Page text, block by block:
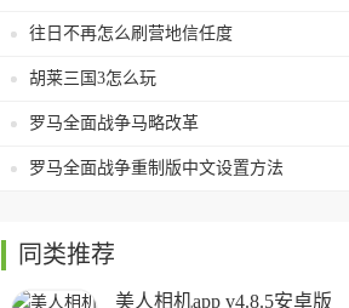
往日不再怎么刷营地信任度
胡莱三国3怎么玩
罗马全面战争马略改革
罗马全面战争重制版中文设置方法
同类推荐
美人相机app v4.8.5安卓版